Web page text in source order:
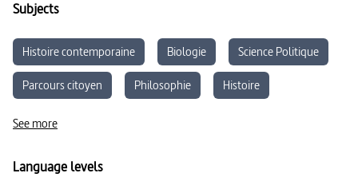
Subjects
Histoire contemporaine Biologie
Science Politique
Parcours citoyen
Philosophie
Histoire
Enseignement Moral et Civique
See more
Language levels